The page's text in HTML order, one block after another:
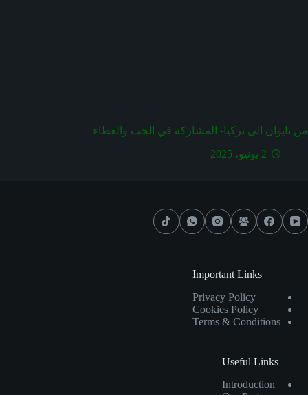
من تايوان الى تركيا- المشاركة في الحب والعطاء
2 يونيو، 2025
Important Links
Privacy Policy
Cookies Policy
Terms & Conditions
Useful Links
Introduction